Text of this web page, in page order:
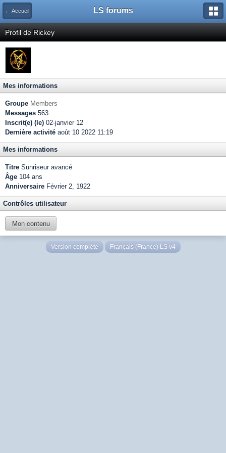
← Accueil LS forums
Profil de Rickey
Mes informations
Groupe Members
Messages 563
Inscrit(e) (le) 02-janvier 12
Dernière activité août 10 2022 11:19
Mes informations
Titre Sunriseur avancé
Âge 104 ans
Anniversaire Février 2, 1922
Contrôles utilisateur
Mon contenu
Version complète Français (France) LS v4